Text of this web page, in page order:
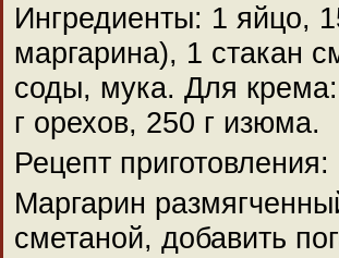
Ингредиенты: 1 яйцо,
маргарина), 1 стакан
соды, мука. Для
г орехов, 250 г изюма.
Рецепт приготовления:
Маргарин
сметаной, добавить